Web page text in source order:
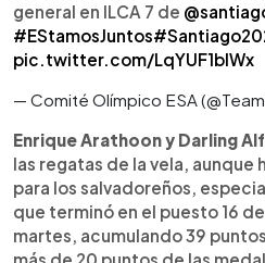
general en ILCA 7 de
#EStamosJuntos
pic.twitter.com/LqYUF1blWx
— Comité Olímpico ESA
Enrique Arathoon y Darling
las regatas de la vela, aunque
para los salvadoreños,
que terminó en el puesto 16
martes, acumulando 39